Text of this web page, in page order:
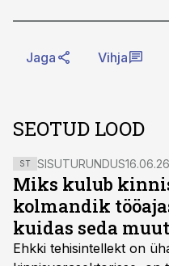
Jaga Vihja
SEOTUD LOOD
ST SISUTURUNDUS
Miks kulub
kolmandik
kuidas seda
Ehkki tehisintellekt on